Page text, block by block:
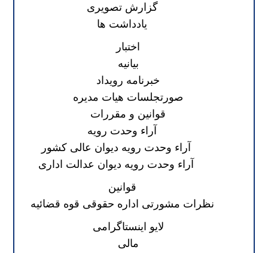
گزارش تصویری
یادداشت ها
اختبار
بیانیه
خبرنامه رویداد
صورتجلسات هیات مدیره
قوانین و مقررات
آراء وحدت رویه
آراء وحدت رویه دیوان عالی کشور
آراء وحدت رویه دیوان عدالت اداری
قوانین
نظرات مشورتی اداره حقوقی قوه قضائیه
لایو اینستاگرامی
مالی